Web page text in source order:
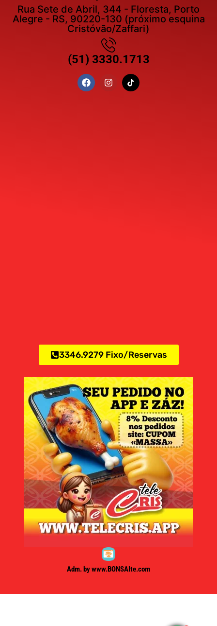
Rua Sete de Abril, 344 - Floresta, Porto
Alegre - RS, 90220-130 (próximo esquina
Cristóvão/Zaffari)
(51) 3330.1713
3346.9279 Fixo/Reservas
Adm. by www.BONSAIte.com